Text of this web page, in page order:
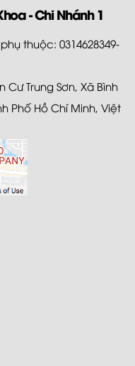
- Chi Nhánh 1
thuộc: 0314628349-
Trung Sơn, Xã Bình
Phố Hồ Chí Minh, Việt